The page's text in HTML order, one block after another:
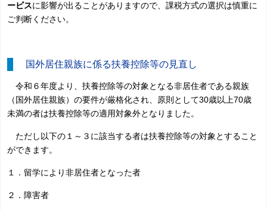
ービスに影響が出ることがありますので、課税方式の選択は慎重に
ご判断ください。
国外居住親族に係る扶養控除等の見直し
令和６年度より、扶養控除等の対象となる非居住者である親族
（国外居住親族）の要件が厳格化され、原則として30歳以上70歳
未満の者は扶養控除等の適用対象外となりました。
ただし以下の１～３に該当する者は扶養控除等の対象とすること
ができます。
１．留学により非居住者となった者
２．障害者